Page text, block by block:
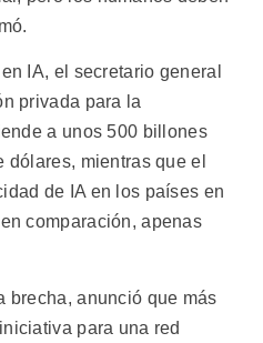
IA, el secretario general
privada para la
a unos 500 billones
mientras que el
de IA en los países en
comparación, apenas
brecha, anunció que más
para una red